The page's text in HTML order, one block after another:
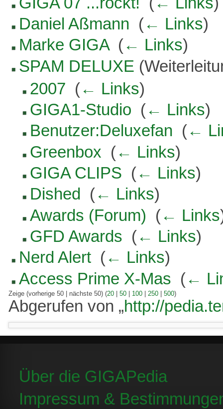
Daniel Aßmann (← Links)
Marke GIGA‎ (← Links)
SPAM DELUXE
2007 (← Links)
GIGA1-Studio (← Links)
Benutzer:Deluxefan (←
Greenbox (← Links)
GIGA CLIPS (← Links)
Dished
(← Links)
Awards (Forum)
(← Links
GFD Awards (← Links)
Nerd Alert (← Links)
Access Prime X-Mas (←
Zeige (vorherige 50 | nächste 50) (20 50 100 250 500)
Abgerufen von „http://
Über die GIGAPedia
Impressum &